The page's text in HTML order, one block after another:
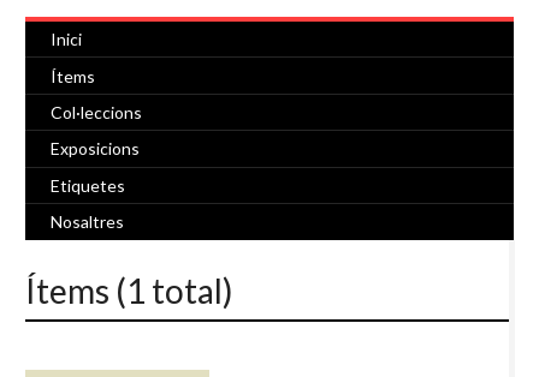
Inici
Ítems
Col·leccions
Exposicions
Etiquetes
Nosaltres
Ítems (1 total)